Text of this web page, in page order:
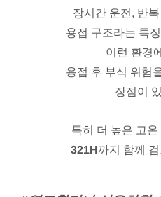
장시간 운전, 반
용접 구조라는 특
이런 환경
용접 후 부식 위험
장점이
특히 더 높은 고
321H까지 함께